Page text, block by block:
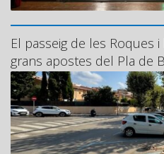
El passeig de les Roques
grans apostes del Pla de